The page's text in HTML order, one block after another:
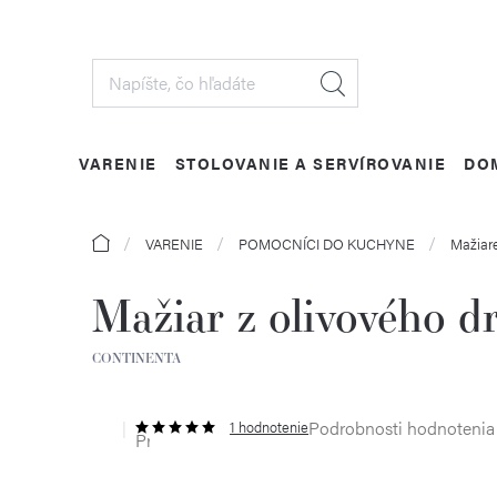
VARENIE STOLOVANIE A SERVÍROVANIE
DomovVARENIE POMOCNÍCI DO KUCHYNE
Mažiar z olivového
CONTINENTA
Priemerné
hodnotenie
1 hodnoteniePodrobnosti hodnotenia